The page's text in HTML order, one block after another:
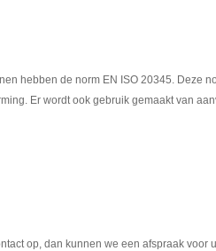
hebben de norm EN ISO 20345. Deze
Er wordt ook gebruik gemaakt van
op, dan kunnen we een afspraak voor